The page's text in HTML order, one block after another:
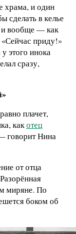
храма, и один
сделать в келье
и вообще — как
приду!»
этого инока
сразу,
плачет,
какотец
говорит Нина
от отца
миряне. По
боком об